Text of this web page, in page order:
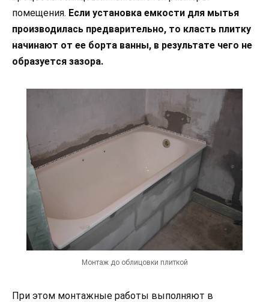
помещения. Если установка емкости для мытья
производилась предварительно, то класть плитку
начинают от ее борта ванны, в результате чего не
образуется зазора.
Монтаж до облицовки плиткой
При этом монтажные работы выполняют в